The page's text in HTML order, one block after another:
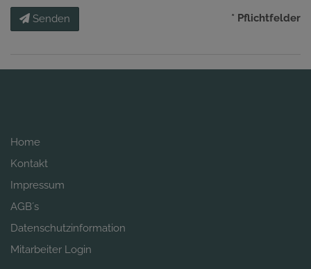
Senden * Pflichtfelder
Home
Kontakt
Impressum
AGB´s
Datenschutzinformation
Mitarbeiter Login